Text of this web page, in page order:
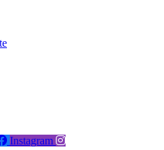
Instagram